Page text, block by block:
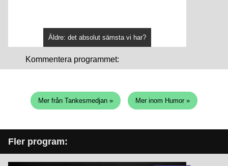
Äldre: det absolut sämsta vi har?
Kommentera programmet:
Mer från Tankesmedjan » Mer inom Humor »
Fler program: